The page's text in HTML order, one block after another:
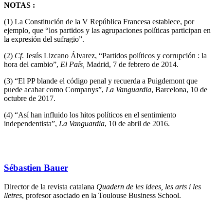
NOTAS :
(1) La Constitución de la V República Francesa establece, por
ejemplo, que “los partidos y las agrupaciones políticas participan en
la expresión del sufragio”.
(2) Cf. Jesús Lizcano Álvarez, “Partidos políticos y corrupción : la
hora del cambio”, El País, Madrid, 7 de febrero de 2014.
(3) “El PP blande el código penal y recuerda a Puigdemont que
puede acabar como Companys”, La Vanguardia, Barcelona, 10 de
octubre de 2017.
(4) “Así han influido los hitos políticos en el sentimiento
independentista”, La Vanguardia, 10 de abril de 2016.
Sébastien Bauer
Director de la revista catalana Quadern de les idees, les arts i les
lletres, profesor asociado en la Toulouse Business School.